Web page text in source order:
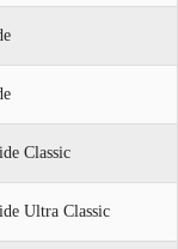
Classic
Ultra Classic